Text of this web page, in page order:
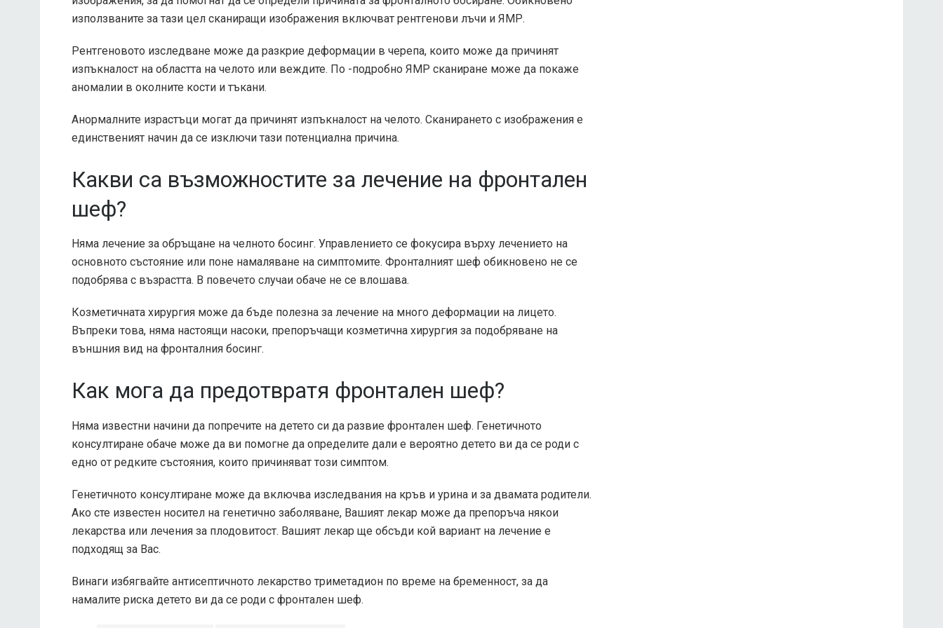
използваните за тази цел сканиращи изображения включват рентгенови лъчи и ЯМР.
Рентгеновото изследване може да разкрие деформации в черепа, които може да причинят
изпъкналост на областта на челото или веждите. По -подробно ЯМР сканиране може да покаже
аномалии в околните кости и тъкани.
Анормалните израстъци могат да причинят изпъкналост на челото. Сканирането с изображения е
единственият начин да се изключи тази потенциална причина.
Какви са възможностите за лечение на фронтален
шеф?
Няма лечение за обръщане на челното босинг. Управлението се фокусира върху лечението на
основното състояние или поне намаляване на симптомите. Фронталният шеф обикновено не се
подобрява с възрастта. В повечето случаи обаче не се влошава.
Козметичната хирургия може да бъде полезна за лечение на много деформации на лицето.
Въпреки това, няма настоящи насоки, препоръчащи козметична хирургия за подобряване на
външния вид на фронталния босинг.
Как мога да предотвратя фронтален шеф?
Няма известни начини да попречите на детето си да развие фронтален шеф. Генетичното
консултиране обаче може да ви помогне да определите дали е вероятно детето ви да се роди с
едно от редките състояния, които причиняват този симптом.
Генетичното консултиране може да включва изследвания на кръв и урина и за двамата родители.
Ако сте известен носител на генетично заболяване, Вашият лекар може да препоръча някои
лекарства или лечения за плодовитост. Вашият лекар ще обсъди кой вариант на лечение е
подходящ за Вас.
Винаги избягвайте антисептичното лекарство триметадион по време на бременност, за да
намалите риска детето ви да се роди с фронтален шеф.